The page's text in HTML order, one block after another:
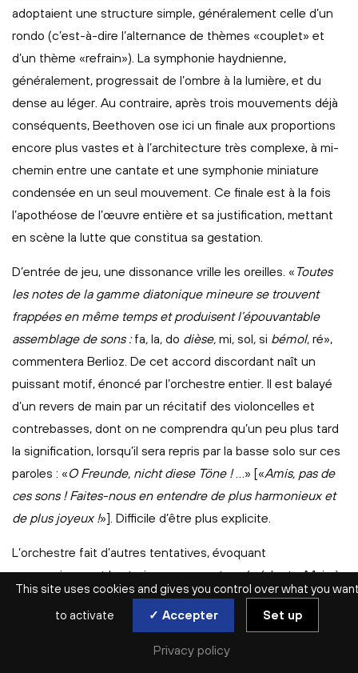
adoptaient une structure simple, généralement celle d’un
rondo (c’est-à-dire l’alternance de thèmes «couplet» et
d’un thème «refrain»). La symphonie haydnienne,
généralement, progressait de l’ombre à la lumière, et du
dense au léger. Au contraire, après trois mouvements déjà
conséquents, Beethoven ose ici un finale aux proportions
encore plus vastes et à l’architecture très complexe, à mi-
chemin entre une cantate et une symphonie miniature
condensée en un seul mouvement. Ce finale est à la fois
l’apothéose de l’œuvre entière et sa justification, mettant
en scène la lutte que constitua sa gestation.
D’entrée de jeu, une dissonance vrille les oreilles. « Toutes
les notes de la gamme diatonique mineure se trouvent
frappées en même temps et produisent l’épouvantable
assemblage de sons :fa, la, do dièse, mi, sol, si bémol, ré»,
commentera Berlioz. De cet accord discordant naît un
puissant motif, énoncé par l’orchestre entier. Il est balayé
d’un revers de main par un récitatif des violoncelles et
contrebasses, dont on ne comprendra qu’un peu plus tard
la signification, lorsqu’il sera repris par la basse solo sur ces
paroles : «O Freunde, nicht diese Töne !…» [«Amis, pas de
ces sons ! Faites-nous en entendre de plus harmonieux et
de plus joyeux !»]. Difficile d’être plus explicite.
L’orchestre fait d’autres tentatives, évoquant
successivement les trois mouvements précédents. Mais à
chaque fois, impitoyablement, le récitatif de cordes graves
rejette ces propositions. Lorsqu’est effleuré le thème de
This site uses cookies and gives you control over what you
to activate
✓ Accepter Set up
Privacy policy